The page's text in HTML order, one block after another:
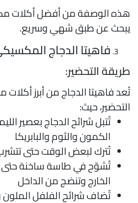
الوصفة من أفضل أكلات
عن طبق شهي وسريع.
فاهيتا الدجاج المكسيكي
التحضير:
فاهيتا الدجاج من أبرز أكلات
حيث:
تُتبل شرائح الدجاج بعصير
الكمون والثوم والبابريكا
تُترك لبعض الوقت حتى تتشرب
تُشوّح في طاسة ساخنة حتى
الخارج وتنضج من الداخل
تُضاف شرائح الفلفل الملون